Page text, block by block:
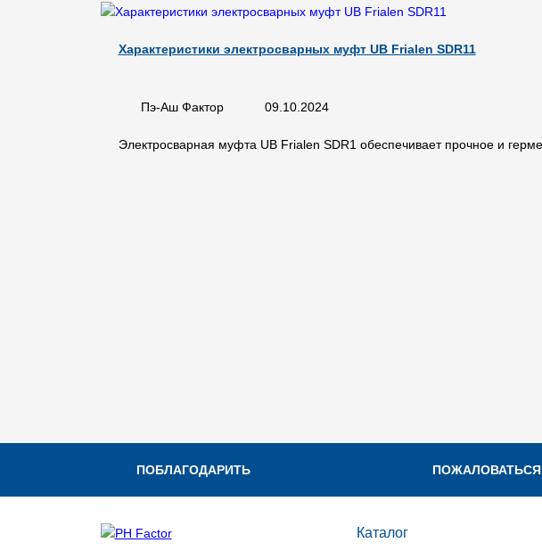
Характеристики электросварных муфт UB Frialen SDR11
Пэ-Аш Фактор 09.10.2024
Электросварная муфта UB Frialen SDR1 обеспечивает прочное и
ПОБЛАГОДАРИТЬ ПОЖАЛОВАТЬСЯ
Каталог